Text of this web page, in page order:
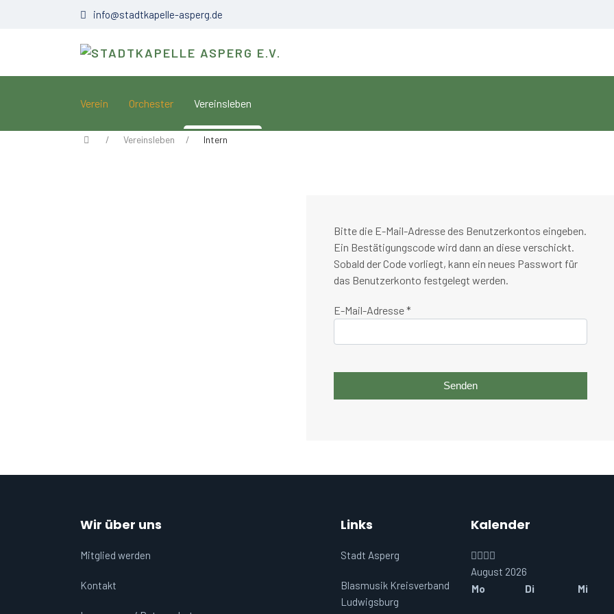
info@stadtkapelle-asperg.de
Verein Orchester Vereinsleben
Vereinsleben Intern
Bitte die E-Mail-Adresse des Benutzerkontos eingeben.
Ein Bestätigungscode wird dann an diese verschickt.
Sobald der Code vorliegt, kann ein neues Passwort für
das Benutzerkonto festgelegt werden.
E-Mail-Adresse*
Senden
Wir über uns
Mitglied werden
Kontakt
Links
Stadt Asperg
Blasmusik Kreisverband
Ludwigsburg
Kalender
August 2026
Mo
Di Mi